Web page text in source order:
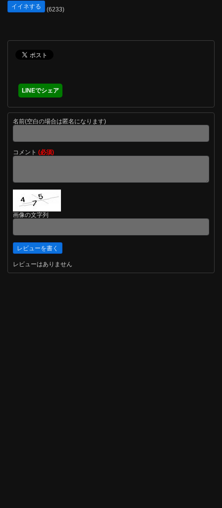
イイネする (6233)
LINEでシェア
名前(空白の場合は匿名になります)
コメント (必須)
画像の文字列
レビューはありません